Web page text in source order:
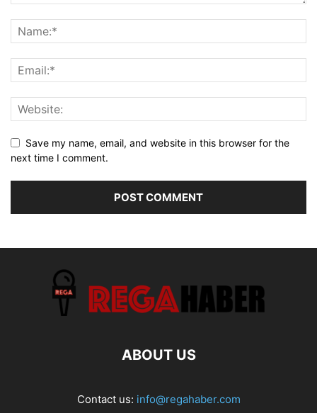
Save my name, email, and website in this browser for the
next time I comment.
ABOUT US
Contact us: info@regahaber.com